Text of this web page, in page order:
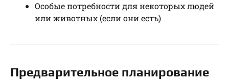
Особые потребности для некоторых людей
или животных (если они есть)
Предварительное планирование